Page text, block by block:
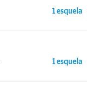
1 esquela
1 esquela